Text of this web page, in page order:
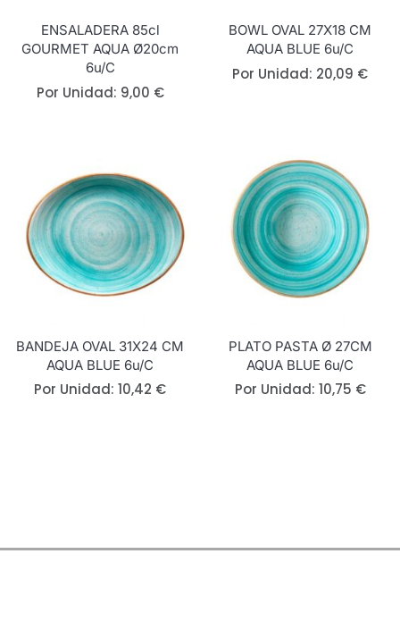
ENSALADERA 85cl
GOURMET AQUA Ø20cm
6u/c
Por Unidad: 9,00 €
BOWL OVAL 27X18 CM
AQUA BLUE 6u/c
Por Unidad: 20,09 €
BANDEJA OVAL 31X24 CM
AQUA BLUE 6u/c
Por Unidad: 10,42 €
PLATO PASTA Ø 27CM
AQUA BLUE 6u/c
Por Unidad: 10,75 €